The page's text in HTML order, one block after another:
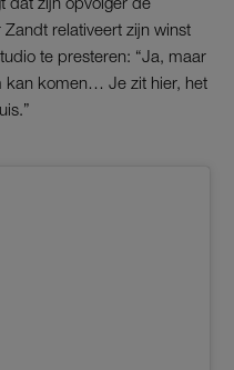
relativeert zijn winst
te presteren: “Ja, maar
kan komen… Je zit hier, het